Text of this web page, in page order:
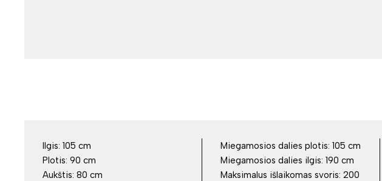
Ilgis: 105 cm
Plotis: 90 cm
Aukštis: 80 cm
Miegamosios dalies plotis: 105 cm
Miegamosios dalies ilgis: 190 cm
Maksimalus išlaikomas svoris: 200